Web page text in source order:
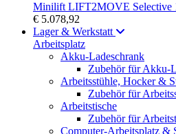
Minilift LIFT2MOVE Selective
€ 5.078,92
Lager & Werkstatt
Arbeitsplatz
Akku-Ladeschrank
Zubehör für Akku-
Arbeitsstühle, Hocker &
Zubehör für
Arbeitstische
Zubehör für
Computer-Arbeitsplatz &